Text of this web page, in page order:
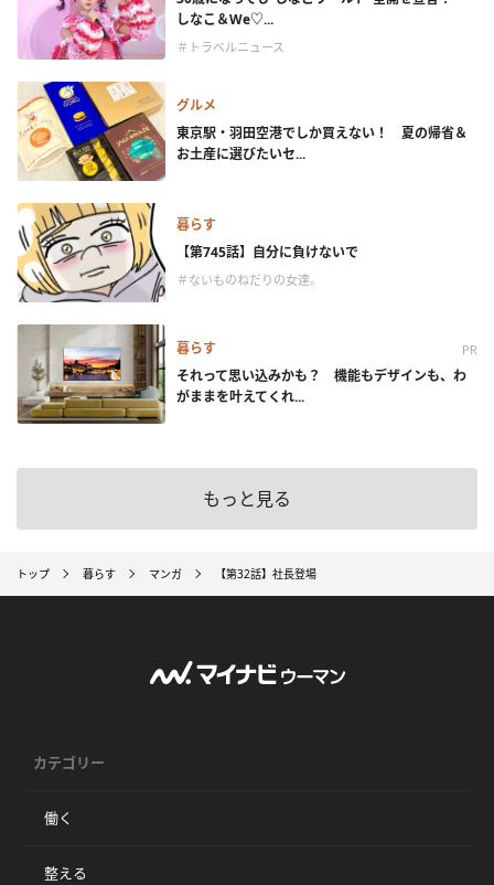
しなこ＆We♡...
＃トラベルニュース
グルメ
東京駅・羽田空港でしか買えない！ 夏の帰省＆
お土産に選びたいセ...
暮らす
【第745話】自分に負けないで
＃ないものねだりの女達。
暮らす PR
それって思い込みかも？ 機能もデザインも、わ
がままを叶えてくれ...
もっと見る
トップ 暮らす マンガ 【第32話】社長登場
カテゴリー
働く
整える